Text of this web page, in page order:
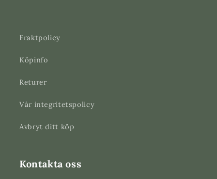
Fraktpolicy
Köpinfo
Returer
Vår integritetspolicy
Avbryt ditt köp
Kontakta oss